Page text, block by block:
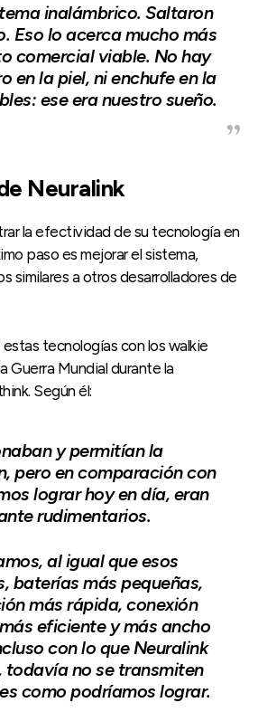
inalámbrico. Saltaron
Eso lo acerca mucho más
comercial viable. No hay
en la piel, ni enchufe en la
ese era nuestro sueño.
Neuralink
la efectividad de su tecnología en
paso es mejorar el sistema,
similares a otros desarrolladores de
tecnologías con los walkie
Guerra Mundial durante la
Según él:
y permitían la
pero en comparación con
lograr hoy en día, eran
rudimentarios.
al igual que esos
baterías más pequeñas,
más rápida, conexión
eficiente y más ancho
con lo que Neuralink
todavía no se transmiten
como podríamos lograr.